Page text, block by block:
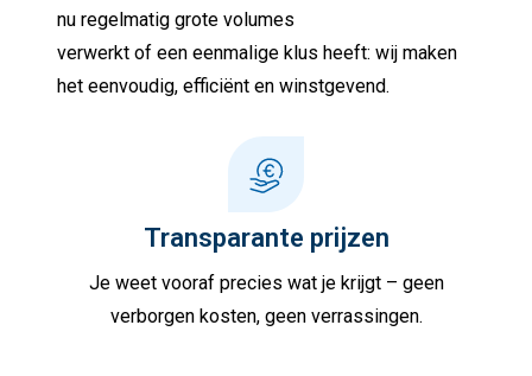
nu regelmatig grote volumes
verwerkt of een eenmalige klus heeft: wij maken
het eenvoudig, efficiënt en winstgevend.
Transparante prijzen
Je weet vooraf precies wat je krijgt – geen
verborgen kosten, geen verrassingen.